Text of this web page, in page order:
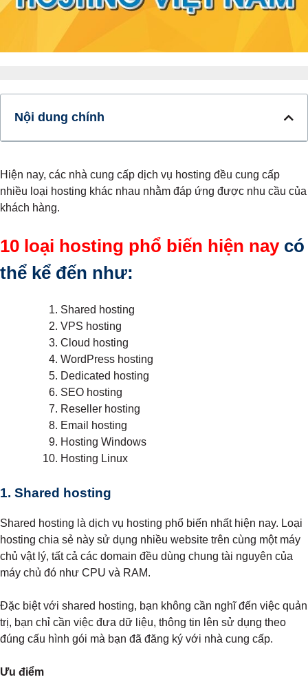
Nội dung chính
Hiện nay, các nhà cung cấp dịch vụ hosting đều cung cấp
nhiều loại hosting khác nhau nhằm đáp ứng được nhu cầu của
khách hàng.
10 loại hosting phổ biến hiện naycó
thể kể đến như:
Shared hosting
VPS hosting
Cloud hosting
WordPress hosting
Dedicated hosting
SEO hosting
Reseller hosting
Email hosting
Hosting Windows
Hosting Linux
1. Shared hosting
Shared hosting là dịch vụ hosting phổ biến nhất hiện nay. Loại
hosting chia sẻ này sử dụng nhiều website trên cùng một máy
chủ vật lý, tất cả các domain đều dùng chung tài nguyên của
máy chủ đó như CPU ​​và RAM.
Đặc biệt với shared hosting, bạn không cần nghĩ đến việc quản
trị, bạn chỉ cần việc đưa dữ liệu, thông tin lên sử dụng theo
đúng cấu hình gói mà bạn đã đăng ký với nhà cung cấp.
Ưu điểm